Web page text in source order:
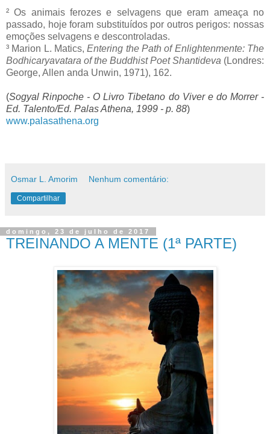
² Os animais ferozes e selvagens que eram ameaça no
passado, hoje foram substituídos por outros perigos: nossas
emoções selvagens e descontroladas.
³ Marion L. Matics,Entering the Path of Enlightenmente: The
Bodhicaryavatara of the Buddhist Poet Shantideva (Londres:
George, Allen anda Unwin, 1971), 162.
(Sogyal Rinpoche - O Livro Tibetano do Viver e do Morrer -
Ed. Talento/Ed. Palas Athena, 1999 - p. 88)
www.palasathena.org
Osmar L. Amorim Nenhum comentário:
Compartilhar
domingo, 23 de julho de 2017
TREINANDO A MENTE (1ª PARTE)